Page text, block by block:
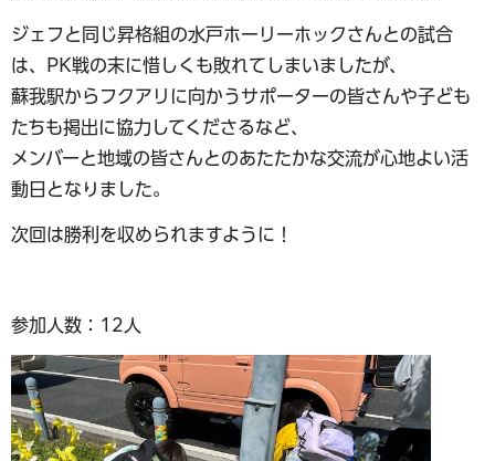
ジェフと同じ昇格組の水戸ホーリーホックさんとの試合
は、PK戦の末に惜しくも敗れてしまいましたが、
蘇我駅からフクアリに向かうサポーターの皆さんや子ども
たちも掲出に協力してくださるなど、
メンバーと地域の皆さんとのあたたかな交流が心地よい活
動日となりました。
次回は勝利を収められますように！
参加人数：12人